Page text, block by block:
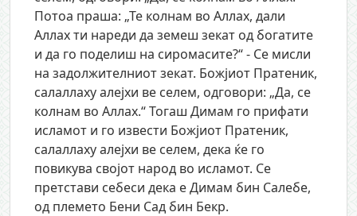
Потоа праша: „Те колнам во Аллах, дали
Аллах ти нареди да земеш зекат од богатите
и да го поделиш на сиромасите?“ - Се мисли
на задолжителниот зекат. Божјиот Пратеник,
салаллаху алејхи ве селем, одговори: „Да, се
колнам во Аллах.“ Тогаш Димам го прифати
исламот и го извести Божјиот Пратеник,
салаллаху алејхи ве селем, дека ќе го
повикува својот народ во исламот. Се
претстави себеси дека е Димам бин Салебе,
од племето Бени Сад бин Бекр.